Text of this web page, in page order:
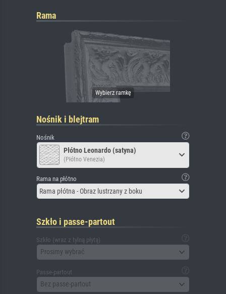
Rama
Nośnik i blejtram
Nośnik
Płótno Leonardo (satyna)
(Płótno Venezia)
Rama na płótno
Rama płótna - Obraz lustrzany z boku
Szkło i passe-partout
Szkło (wraz z tylną płytą)
Prosimy wybrać
Passe-partout
Bez passe-partout